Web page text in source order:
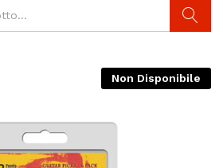
Non Disponibile